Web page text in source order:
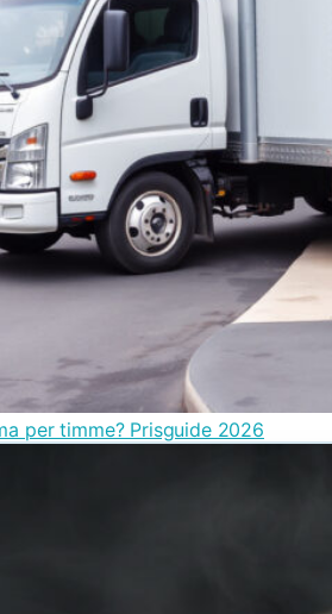
per timme? Prisguide 2026